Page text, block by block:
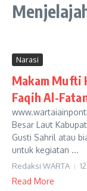
Narasi
Makam Mufti
Faqih Al-
Besar Laut
Gusti Sahril atau
untuk kegiatan ...
Redaksi WARTA
Read More